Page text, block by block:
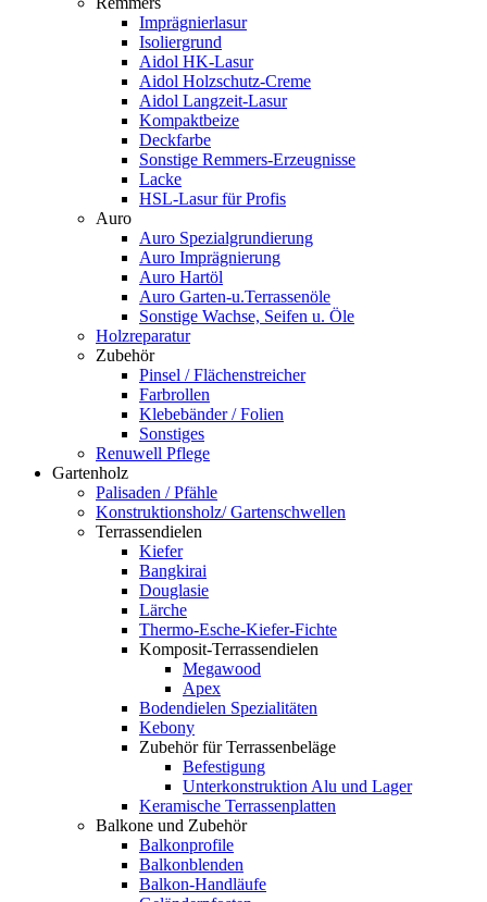
Imprägnierlasur
Isoliergrund
Aidol HK-Lasur
Aidol Holzschutz-Creme
Aidol Langzeit-Lasur
Kompaktbeize
Deckfarbe
Sonstige Remmers-Erzeugnisse
Lacke
HSL-Lasur für Profis
Auro
Auro Spezialgrundierung
Auro Imprägnierung
Auro Hartöl
Auro Garten-u.Terrassenöle
Sonstige Wachse, Seifen u. Öle
Holzreparatur
Zubehör
Pinsel / Flächenstreicher
Farbrollen
Klebebänder / Folien
Sonstiges
Renuwell Pflege
Gartenholz
Palisaden / Pfähle
Konstruktionsholz/ Gartenschwellen
Terrassendielen
Kiefer
Bangkirai
Douglasie
Lärche
Thermo-Esche-Kiefer-Fichte
Komposit-Terrassendielen
Megawood
Apex
Bodendielen Spezialitäten
Kebony
Zubehör für Terrassenbeläge
Befestigung
Unterkonstruktion Alu und Lager
Keramische Terrassenplatten
Balkone und Zubehör
Balkonprofile
Balkonblenden
Balkon-Handläufe